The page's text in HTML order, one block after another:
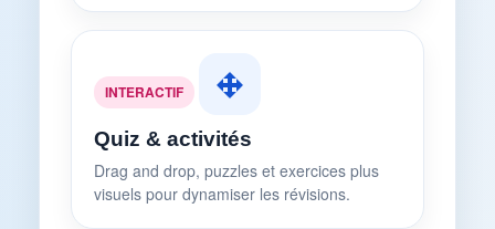
INTERACTIF
Quiz & activités
Drag and drop, puzzles et exercices plus
visuels pour dynamiser les révisions.